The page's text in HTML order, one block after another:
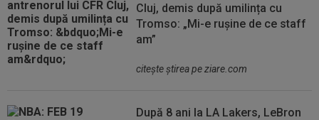
Cluj, demis după umilința cu
Tromso: „Mi-e rușine de ce staff
am”
citeşte ştirea pe ziare.com
După 8 ani la LA Lakers, LeBron